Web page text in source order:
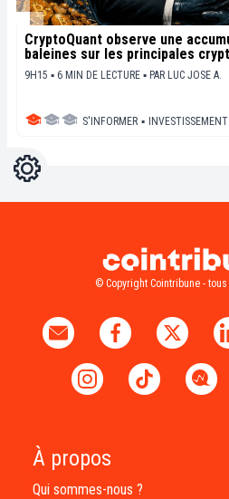
CryptoQuant observe une
baleines sur les principales
9H15 ▪ 6 MIN DE LECTURE ▪ PAR LUC JOSE A.
S'INFORMER ▪ INVESTISSEMENT
Réglages
© Copyright Cointribune -
À propos
Qui sommes-nous ?